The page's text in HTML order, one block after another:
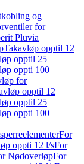
og
for
Pluvia
Takavløp opptil 12
opptil 25
oppti 100
for
opptil 12
opptil 25
oppti 100
For
oppti 12 l/sFor
NødoverløpFor